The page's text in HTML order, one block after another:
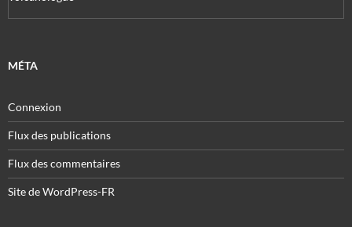
MÉTA
Connexion
Flux des publications
Flux des commentaires
Site de WordPress-FR